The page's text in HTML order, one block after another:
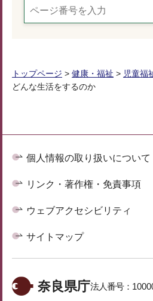
トップページ > 健康・福祉 > 児童福
どんな生活をするのか
個人情報の取り扱いについて
リンク・著作権・免責事項
ウェブアクセシビリティ
サイトマップ
奈良県庁法人番号：